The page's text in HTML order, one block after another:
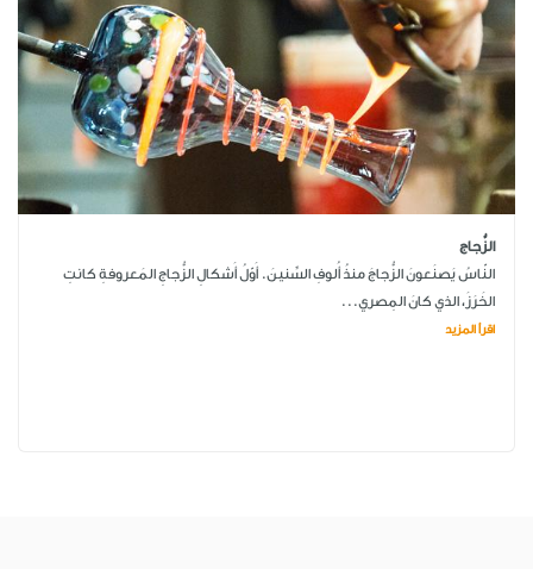
الزُّجاج
النّاسُ يَصنَعونَ الزُّجاجَ منذُ أُلوفِ السِّنينَ. أَوّلُ أَشكالِ الزُّجاجِ المَعروفةِ كانتِ
الخَرَزَ، الذي كانَ المِصري...
اقرأ المزيد